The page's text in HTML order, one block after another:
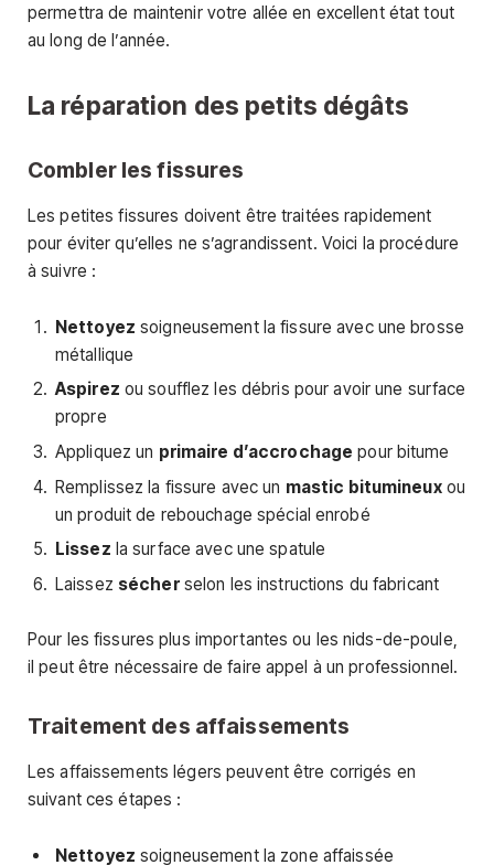
permettra de maintenir votre allée en excellent état tout
au long de l’année.
La réparation des petits dégâts
Combler les fissures
Les petites fissures doivent être traitées rapidement
pour éviter qu’elles ne s’agrandissent. Voici la procédure
à suivre :
Nettoyez soigneusement la fissure avec une brosse
métallique
Aspirez ou soufflez les débris pour avoir une surface
propre
Appliquez un primaire d’accrochage pour bitume
Remplissez la fissure avec un mastic bitumineuxou
un produit de rebouchage spécial enrobé
Lissez la surface avec une spatule
Laissez sécherselon les instructions du fabricant
Pour les fissures plus importantes ou les nids-de-poule,
il peut être nécessaire de faire appel à un professionnel.
Traitement des affaissements
Les affaissements légers peuvent être corrigés en
suivant ces étapes :
Nettoyez soigneusement la zone affaissée